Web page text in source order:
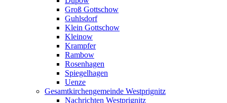
Groß Gottschow
Guhlsdorf
Klein Gottschow
Kleinow
Krampfer
Rambow
Rosenhagen
Spiegelhagen
Uenze
Gesamtkirchengemeinde Westprignitz
Nachrichten Westprignitz